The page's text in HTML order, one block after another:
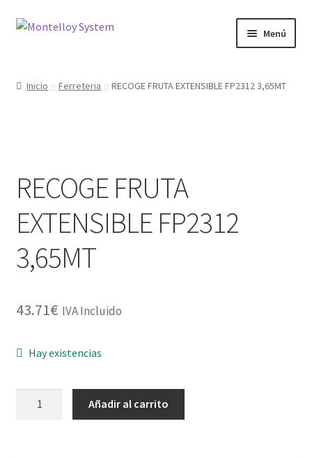
Ir
Ir
Menú
Maquinaria
Protección Laboral
Contacto
Inicio Ferreteria RECOGE FRUTA EXTENSIBLE FP2312 3,65MT
RECOGE FRUTA
EXTENSIBLE FP2312
3,65MT
43.71€ IVA Incluido
Hay existencias
Añadir al carrito